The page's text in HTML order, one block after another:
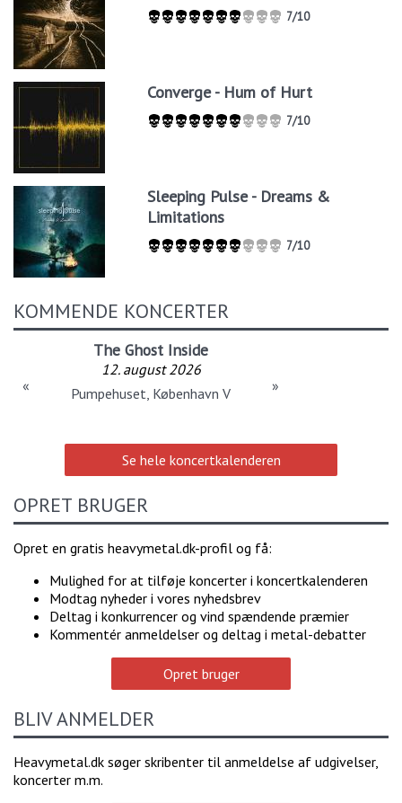
7/10
Converge - Hum of Hurt
7/10
Sleeping Pulse - Dreams &
Limitations
7/10
KOMMENDE KONCERTER
The Ghost Inside
12. august 2026
Pumpehuset, København V
« »
Se hele koncertkalenderen
OPRET BRUGER
Opret en gratis heavymetal.dk-profil og få:
Mulighed for at tilføje koncerter i koncertkalenderen
Modtag nyheder i vores nyhedsbrev
Deltag i konkurrencer og vind spændende præmier
Kommentér anmeldelser og deltag i metal-debatter
Opret bruger
BLIV ANMELDER
Heavymetal.dk søger skribenter til anmeldelse af udgivelser,
koncerter m.m.